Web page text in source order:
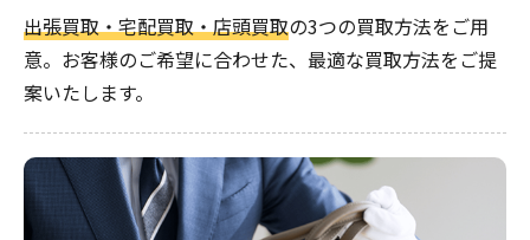
出張買取・宅配買取・店頭買取の3つの買取方法をご用
意。お客様のご希望に合わせた、最適な買取方法をご提
案いたします。